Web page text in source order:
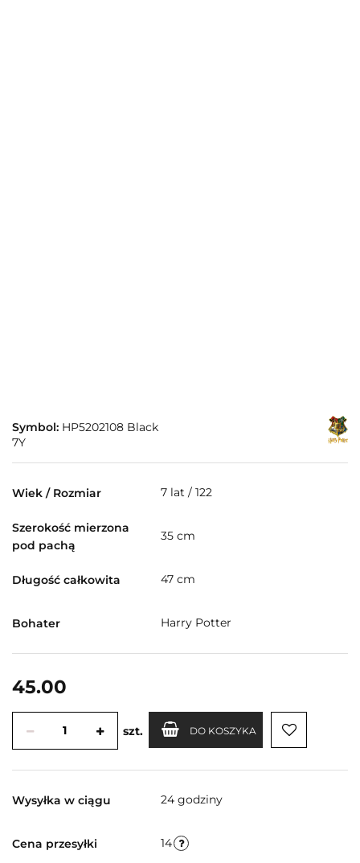
Symbol: HP5202108 Black
7Y
Wiek / Rozmiar 7 lat / 122
Szerokość mierzona
pod pachą
35 cm
Długość całkowita 47 cm
Bohater Harry Potter
45.00
szt. DO KOSZYKA
Wysyłka w ciągu 24 godziny
Cena przesyłki 14